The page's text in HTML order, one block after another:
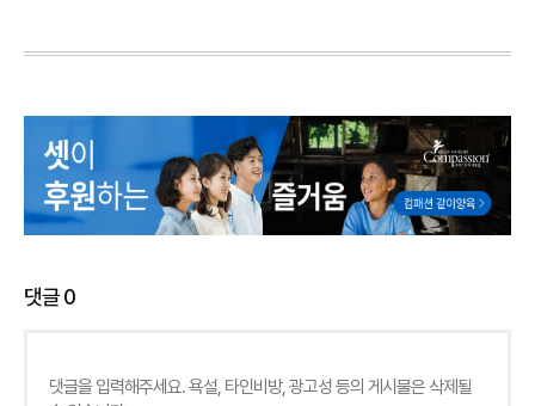
댓글0